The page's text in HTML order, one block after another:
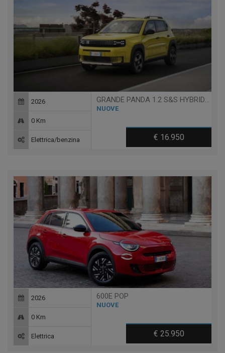
GRANDE PANDA 1.2 S&S HYBRID POP
NUOVE
€ 16.950
2026
0 Km
Elettrica/benzina
600E POP
NUOVE
€ 25.950
2026
0 Km
Elettrica